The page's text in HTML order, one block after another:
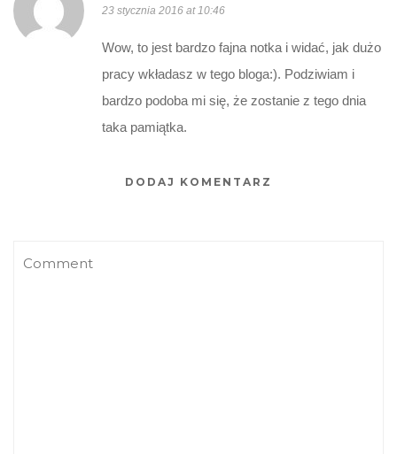
23 stycznia 2016 at 10:46
Wow, to jest bardzo fajna notka i widać, jak dużo
pracy wkładasz w tego bloga:). Podziwiam i
bardzo podoba mi się, że zostanie z tego dnia
taka pamiątka.
DODAJ KOMENTARZ